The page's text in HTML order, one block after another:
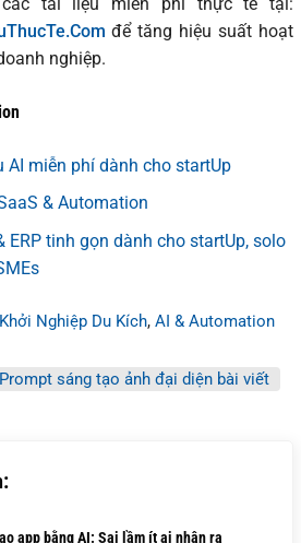
để tăng hiệu suất hoạt
nghiệp.
AI miễn phí dành cho startUp
& Automation
ERP tinh gọn dành cho startUp, solo
Nghiệp Du Kích, AI & Automation
sáng tạo ảnh đại diện bài viết
app bằng AI: Sai lầm ít ai nhận ra